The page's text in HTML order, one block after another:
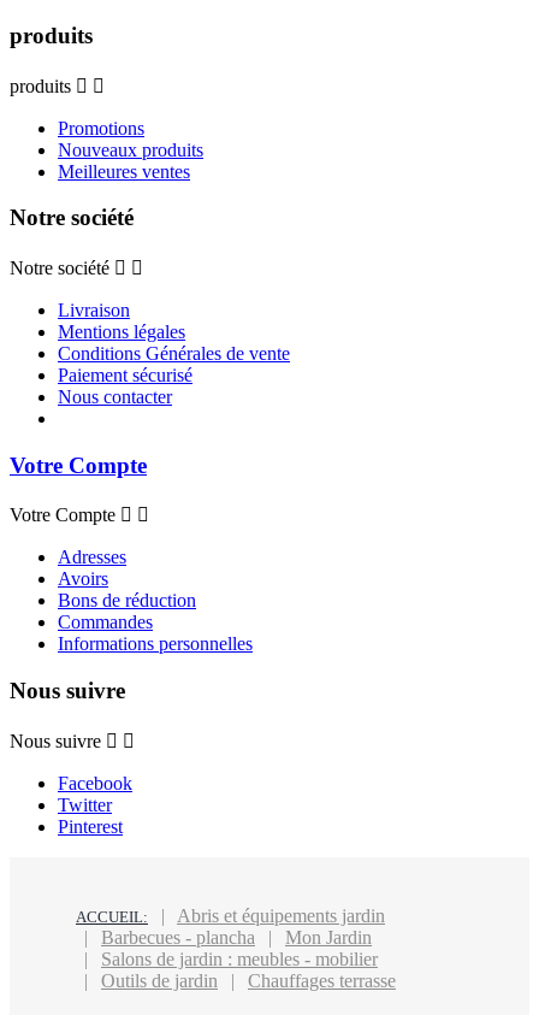
produits
produits  
Promotions
Nouveaux produits
Meilleures ventes
Notre société
Notre société  
Livraison
Mentions légales
Conditions Générales de vente
Paiement sécurisé
Nous contacter
Votre Compte
Votre Compte  
Adresses
Avoirs
Bons de réduction
Commandes
Informations personnelles
Nous suivre
Nous suivre  
Facebook
Twitter
Pinterest
ACCUEIL:
Abris et équipements jardin
Barbecues - plancha
Mon Jardin
Salons de jardin : meubles - mobilier
Outils de jardin
Chauffages terrasse